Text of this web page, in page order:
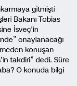
gitmişti
Bakanı Tobias
İsveç’in
onaylanacağı
konuşan
takdiri” dedi. Süre
O konuda bilgi